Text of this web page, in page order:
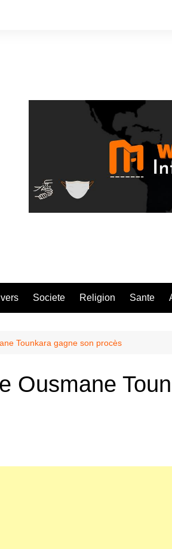
Societe Religion Sante
Tounkara gagne son procès
Ousmane